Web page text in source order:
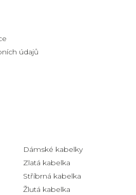
údajů
Dámské kabelky
Zlatá kabelka
Stříbrná kabelka
Žlutá kabelka